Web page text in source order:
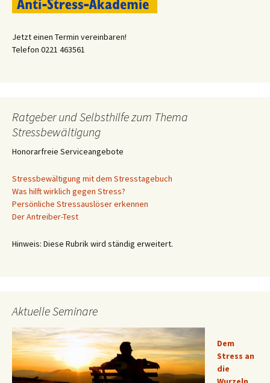
Jetzt einen Termin vereinbaren!
Telefon 0221 463561
Ratgeber und Selbsthilfe zum Thema
Stressbewältigung
Honorarfreie Serviceangebote
Stressbewältigung mit dem Stresstagebuch
Was hilft wirklich gegen Stress?
Persönliche Stressauslöser erkennen
Der Antreiber-Test
Hinweis: Diese Rubrik wird ständig erweitert.
Aktuelle Seminare
Dem
Stress an
die